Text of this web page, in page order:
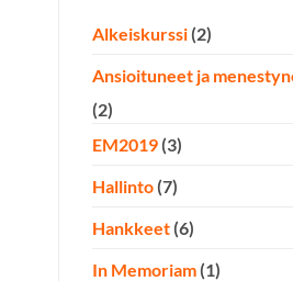
Alkeiskurssi(2)
Ansioituneet ja
(2)
EM2019(3)
Hallinto(7)
Hankkeet(6)
In Memoriam(1)